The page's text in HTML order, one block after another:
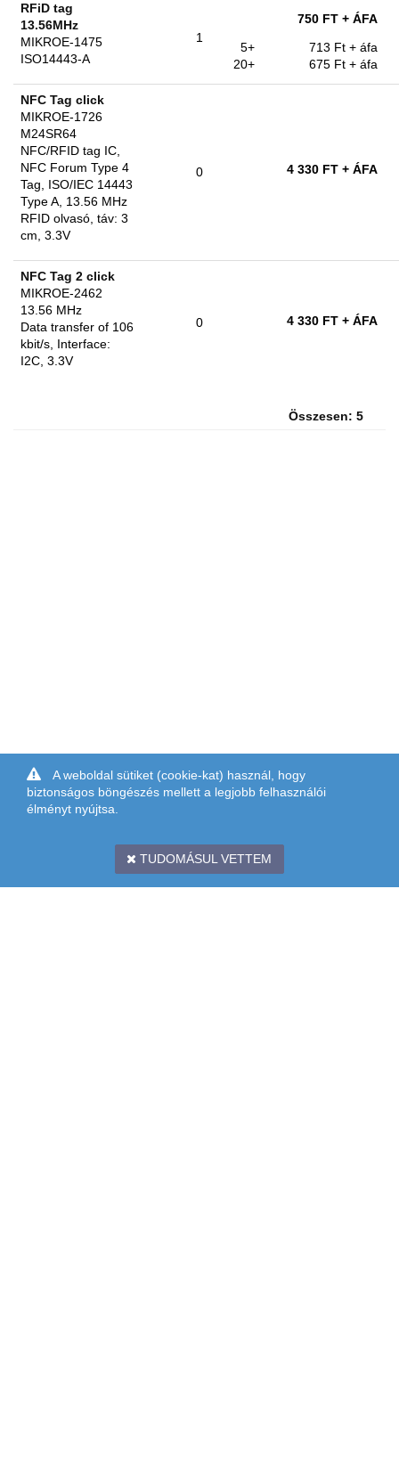
RFiD tag
13.56MHz
MIKROE-1475
ISO14443-A
1
750 FT + ÁFA
5+
713 Ft + áfa
20+
675 Ft + áfa
NFC Tag click
MIKROE-1726
M24SR64
NFC/RFID tag IC,
NFC Forum Type 4
Tag, ISO/IEC 14443
Type A, 13.56 MHz
RFID olvasó, táv: 3
cm, 3.3V
0 4 330 FT + ÁFA
NFC Tag 2 click
MIKROE-2462
13.56 MHz
Data transfer of 106
kbit/s, Interface:
I2C, 3.3V
0 4 330 FT + ÁFA
Összesen: 5
A weboldal sütiket (cookie-kat) használ, hogy
biztonságos böngészés mellett a legjobb felhasználói
élményt nyújtsa.
TUDOMÁSUL VETTEM